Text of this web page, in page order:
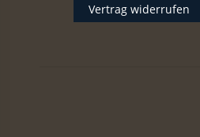
Vertrag widerrufen